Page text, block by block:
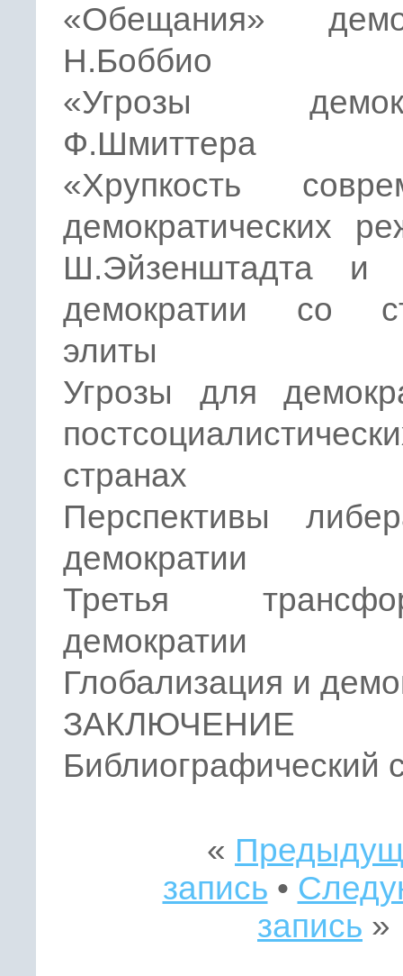
«Обещания»
Н.Боббио
«Угрозы
Ф.Шмиттера
«Хрупкость
демократических
Ш.Эйзенштадта и
демократии со
элиты
Угрозы для
странах
Перспективы
демократии
Третья
демократии
Глобализация и
ЗАКЛЮЧЕНИЕ
Библиографический
«
запись •
запись »